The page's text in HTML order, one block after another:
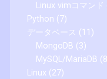
Linux vimコマンド
Python (7)
データベース (11)
MongoDB (3)
MySQL/MariaDB
Linux (27)